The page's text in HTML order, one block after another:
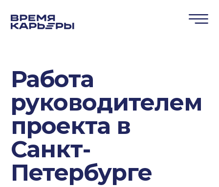
Работа
руководителем
проекта в
Санкт-
Петербурге